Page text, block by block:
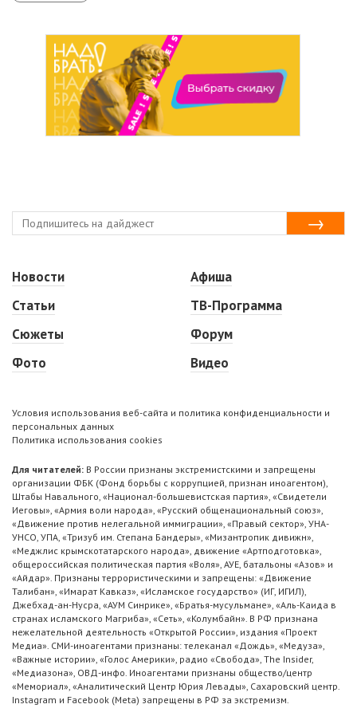
Новости
Статьи
Сюжеты
Фото
Афиша
ТВ-Программа
Форум
Видео
Условия использования веб-сайта и политика конфиденциальности и
персональных данных
Политика использования cookies
Для читателей: В России признаны экстремистскими и запрещены
организации ФБК (Фонд борьбы с коррупцией, признан иноагентом),
Штабы Навального, «Национал-большевистская партия», «Свидетели
Иеговы», «Армия воли народа», «Русский общенациональный союз»,
«Движение против нелегальной иммиграции», «Правый сектор», УНА-
УНСО, УПА, «Тризуб им. Степана Бандеры», «Мизантропик дивижн»,
«Меджлис крымскотатарского народа», движение «Артподготовка»,
общероссийская политическая партия «Воля», АУЕ, батальоны «Азов» и
«Айдар». Признаны террористическими и запрещены: «Движение
Талибан», «Имарат Кавказ», «Исламское государство» (ИГ, ИГИЛ),
Джебхад-ан-Нусра, «АУМ Синрике», «Братья-мусульмане», «Аль-Каида в
странах исламского Магриба», «Сеть», «Колумбайн». В РФ признана
нежелательной деятельность «Открытой России», издания «Проект
Медиа». СМИ-иноагентами признаны: телеканал «Дождь», «Медуза»,
«Важные истории», «Голос Америки», радио «Свобода», The Insider,
«Медиазона», ОВД-инфо. Иноагентами признаны общество/центр
«Мемориал», «Аналитический Центр Юрия Левады», Сахаровский центр.
Instagram и Facebook (Metа) запрещены в РФ за экстремизм.